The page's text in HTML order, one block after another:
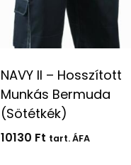
NAVY II – Hosszított
Munkás Bermuda
(Sötétkék)
10130 Ft tart. ÁFA